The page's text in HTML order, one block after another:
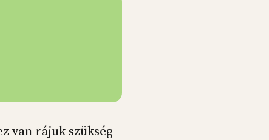
van rájuk szükség